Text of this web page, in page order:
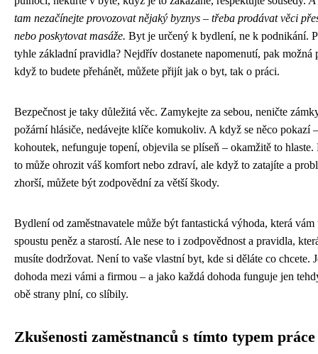
tam nezačínejte provozovat nějaký byznys – třeba prodávat věci
nebo poskytovat masáže. Byt je určený k bydlení, ne k podnikání.
tyhle základní pravidla? Nejdřív dostanete napomenutí, pak možná
když to budete přehánět, můžete přijít jak o byt, tak o práci.
Bezpečnost je taky důležitá věc. Zamykejte za sebou, neničte
požární hlásiče, nedávejte klíče komukoliv. A když se něco pokazí
kohoutek, nefunguje topení, objevila se plíseň – okamžitě to hlaste.
to může ohrozit váš komfort nebo zdraví, ale když to zatajíte a
zhorší, můžete být zodpovědní za větší škody.
Bydlení od zaměstnavatele může být fantastická výhoda, která vám
spoustu peněz a starostí. Ale nese to i zodpovědnost a pravidla,
musíte dodržovat. Není to vaše vlastní byt, kde si děláte co chcete.
dohoda mezi vámi a firmou – a jako každá dohoda funguje jen
obě strany plní, co slíbily.
Zkušenosti zaměstnanců s tímto typem práce